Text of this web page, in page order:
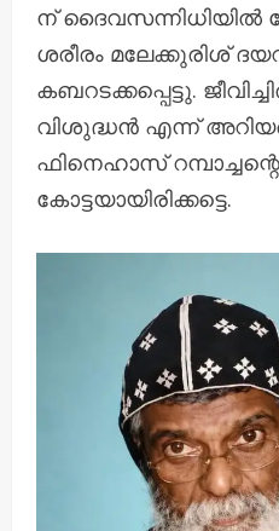
ന് ദൈവസന്നിധിയിൽ
ശരീരം മലേക്കുരിശ്
കബറടക്കപ്പെട്ടു.
വിശുദ്ധൻ എന്ന്
ഫിനെഹാസ്
കോട്ടയായിരിക്കട്ടെ.